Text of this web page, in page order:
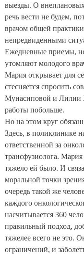
выезды. О
речь вести не будем,
врачом общей
непредвиденными
Ежедневные приемы,
утомляют молодого
Мария открывает для
стесняется спросить
Мунасиповой и Лилии
работы побольше.
Но на этом круг
Здесь, в поликлинике
ответственной за
трансфузиолога.
тяжело ей было. И
моральной точки
очередь такой же
каждого
насчитывается 360
правильный подход,
тяжелее всего не это.
ограничений, и